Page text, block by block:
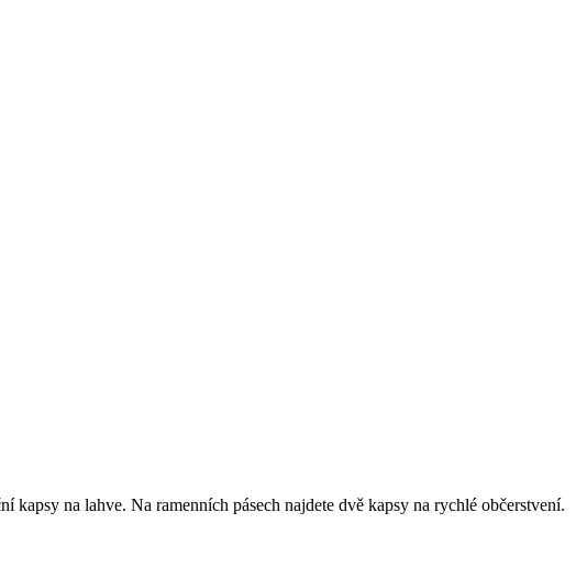
kapsy na lahve. Na ramenních pásech najdete dvě kapsy na rychlé občerstvení.